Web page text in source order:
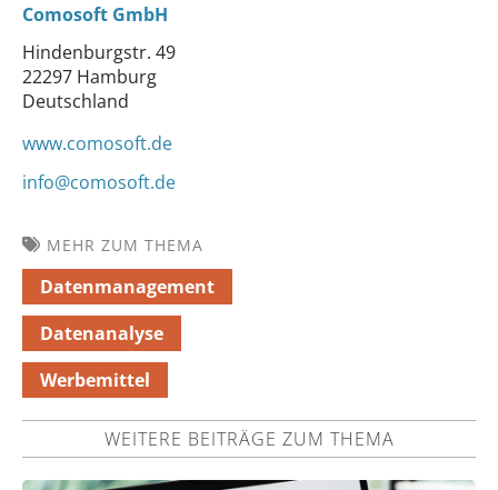
Comosoft GmbH
Hindenburgstr. 49
22297 Hamburg
Deutschland
www.comosoft.de
info@comosoft.de
MEHR ZUM THEMA
Datenmanagement
Datenanalyse
Werbemittel
WEITERE BEITRÄGE ZUM THEMA